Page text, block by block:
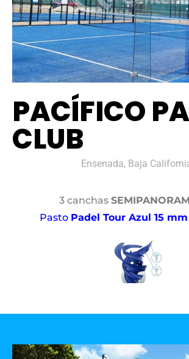
PACÍFICO
CLUB
Ensenada, Baja
3 canchas
Pasto Padel Tour Azul 15 mm